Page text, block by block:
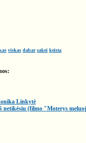
viskas dabar sakei keista
Linkytė
netikėsiu (filmo "Moterys